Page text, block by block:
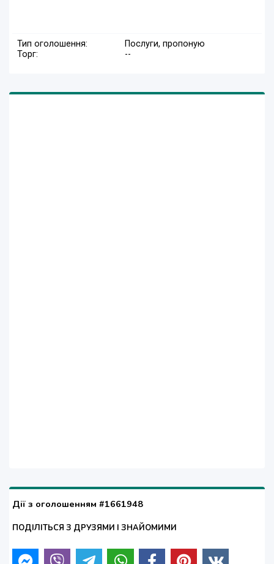
Тип оголошення:
Послуги, пропоную
Торг:
--
Дії з оголошенням #1661948
ПОДІЛІТЬСЯ З ДРУЗЯМИ І ЗНАЙОМИМИ